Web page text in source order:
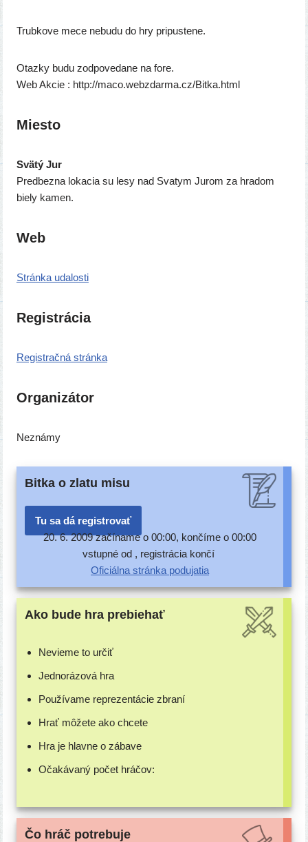
Trubkove mece nebu­du do hry pripustene.
Otazky budu zod­po­ve­da­ne na fore.
Web Akcie : http://​maco​.webz​dar​ma​.cz/​B​i​t​k​a​.​h​tml
Miesto
Svätý Jur
Predbezna loka­cia su lesy nad Svatym Jurom za hra­dom
bie­ly kamen.
Web
Stránka uda­los­ti
Registrácia
Registračná strán­ka
Organizátor
Neznámy
Bitka o zlatu misu
Tu sa dá registrovať
20. 6. 2009 začí­na­me o 00:00, kon­čí­me o 00:00
vstup­né od , regis­trá­cia končí
Oficiálna strán­ka podujatia
Ako bude hra prebiehať
Nevieme to určiť
Jednorázová hra
Používame repre­zen­tá­cie zbraní
Hrať môže­te ako chcete
Hra je hlav­ne o zábave
Očakávaný počet hráčov:
Čo hráč potrebuje